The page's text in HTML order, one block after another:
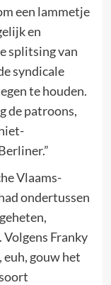
een lammetje
en
splitsing van
syndicale
te houden.
de patroons,
Vlaams-
ondertussen
Franky
euh, gouw het